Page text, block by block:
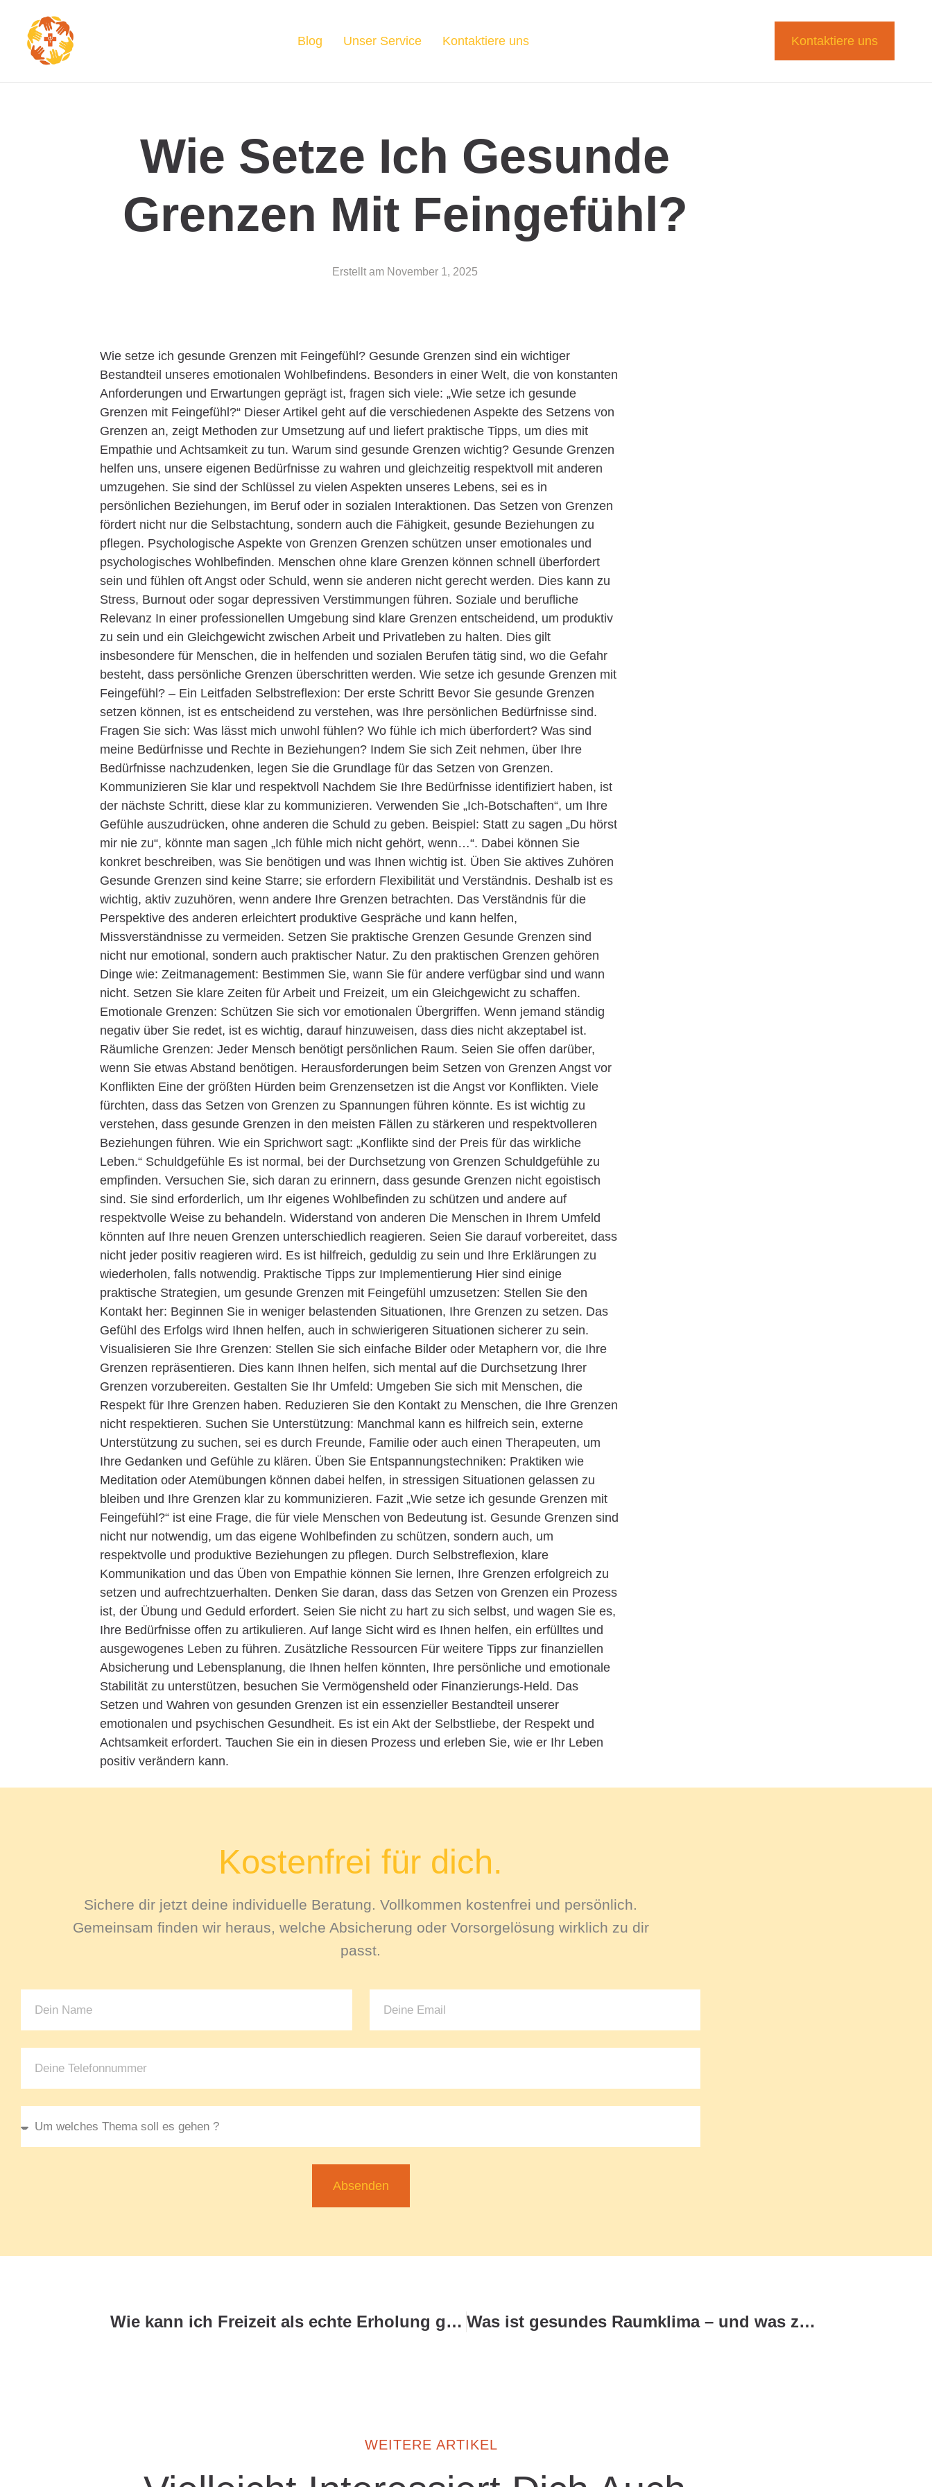
Blog Unser Service Kontaktiere uns Kontaktiere uns
Wie Setze Ich Gesunde
Grenzen Mit Feingefühl?
Erstellt am November 1, 2025
Wie setze ich gesunde Grenzen mit Feingefühl? Gesunde Grenzen sind ein wichtiger
Bestandteil unseres emotionalen Wohlbefindens. Besonders in einer Welt, die von konstanten
Anforderungen und Erwartungen geprägt ist, fragen sich viele: „Wie setze ich gesunde
Grenzen mit Feingefühl?“ Dieser Artikel geht auf die verschiedenen Aspekte des Setzens von
Grenzen an, zeigt Methoden zur Umsetzung auf und liefert praktische Tipps, um dies mit
Empathie und Achtsamkeit zu tun. Warum sind gesunde Grenzen wichtig? Gesunde Grenzen
helfen uns, unsere eigenen Bedürfnisse zu wahren und gleichzeitig respektvoll mit anderen
umzugehen. Sie sind der Schlüssel zu vielen Aspekten unseres Lebens, sei es in
persönlichen Beziehungen, im Beruf oder in sozialen Interaktionen. Das Setzen von Grenzen
fördert nicht nur die Selbstachtung, sondern auch die Fähigkeit, gesunde Beziehungen zu
pflegen. Psychologische Aspekte von Grenzen Grenzen schützen unser emotionales und
psychologisches Wohlbefinden. Menschen ohne klare Grenzen können schnell überfordert
sein und fühlen oft Angst oder Schuld, wenn sie anderen nicht gerecht werden. Dies kann zu
Stress, Burnout oder sogar depressiven Verstimmungen führen. Soziale und berufliche
Relevanz In einer professionellen Umgebung sind klare Grenzen entscheidend, um produktiv
zu sein und ein Gleichgewicht zwischen Arbeit und Privatleben zu halten. Dies gilt
insbesondere für Menschen, die in helfenden und sozialen Berufen tätig sind, wo die Gefahr
besteht, dass persönliche Grenzen überschritten werden. Wie setze ich gesunde Grenzen mit
Feingefühl? – Ein Leitfaden Selbstreflexion: Der erste Schritt Bevor Sie gesunde Grenzen
setzen können, ist es entscheidend zu verstehen, was Ihre persönlichen Bedürfnisse sind.
Fragen Sie sich: Was lässt mich unwohl fühlen? Wo fühle ich mich überfordert? Was sind
meine Bedürfnisse und Rechte in Beziehungen? Indem Sie sich Zeit nehmen, über Ihre
Bedürfnisse nachzudenken, legen Sie die Grundlage für das Setzen von Grenzen.
Kommunizieren Sie klar und respektvoll Nachdem Sie Ihre Bedürfnisse identifiziert haben, ist
der nächste Schritt, diese klar zu kommunizieren. Verwenden Sie „Ich-Botschaften“, um Ihre
Gefühle auszudrücken, ohne anderen die Schuld zu geben. Beispiel: Statt zu sagen „Du hörst
mir nie zu“, könnte man sagen „Ich fühle mich nicht gehört, wenn…“. Dabei können Sie
konkret beschreiben, was Sie benötigen und was Ihnen wichtig ist. Üben Sie aktives Zuhören
Gesunde Grenzen sind keine Starre; sie erfordern Flexibilität und Verständnis. Deshalb ist es
wichtig, aktiv zuzuhören, wenn andere Ihre Grenzen betrachten. Das Verständnis für die
Perspektive des anderen erleichtert produktive Gespräche und kann helfen,
Missverständnisse zu vermeiden. Setzen Sie praktische Grenzen Gesunde Grenzen sind
nicht nur emotional, sondern auch praktischer Natur. Zu den praktischen Grenzen gehören
Dinge wie: Zeitmanagement: Bestimmen Sie, wann Sie für andere verfügbar sind und wann
nicht. Setzen Sie klare Zeiten für Arbeit und Freizeit, um ein Gleichgewicht zu schaffen.
Emotionale Grenzen: Schützen Sie sich vor emotionalen Übergriffen. Wenn jemand ständig
negativ über Sie redet, ist es wichtig, darauf hinzuweisen, dass dies nicht akzeptabel ist.
Räumliche Grenzen: Jeder Mensch benötigt persönlichen Raum. Seien Sie offen darüber,
wenn Sie etwas Abstand benötigen. Herausforderungen beim Setzen von Grenzen Angst vor
Konflikten Eine der größten Hürden beim Grenzensetzen ist die Angst vor Konflikten. Viele
fürchten, dass das Setzen von Grenzen zu Spannungen führen könnte. Es ist wichtig zu
verstehen, dass gesunde Grenzen in den meisten Fällen zu stärkeren und respektvolleren
Beziehungen führen. Wie ein Sprichwort sagt: „Konflikte sind der Preis für das wirkliche
Leben.“ Schuldgefühle Es ist normal, bei der Durchsetzung von Grenzen Schuldgefühle zu
empfinden. Versuchen Sie, sich daran zu erinnern, dass gesunde Grenzen nicht egoistisch
sind. Sie sind erforderlich, um Ihr eigenes Wohlbefinden zu schützen und andere auf
respektvolle Weise zu behandeln. Widerstand von anderen Die Menschen in Ihrem Umfeld
könnten auf Ihre neuen Grenzen unterschiedlich reagieren. Seien Sie darauf vorbereitet, dass
nicht jeder positiv reagieren wird. Es ist hilfreich, geduldig zu sein und Ihre Erklärungen zu
wiederholen, falls notwendig. Praktische Tipps zur Implementierung Hier sind einige
praktische Strategien, um gesunde Grenzen mit Feingefühl umzusetzen: Stellen Sie den
Kontakt her: Beginnen Sie in weniger belastenden Situationen, Ihre Grenzen zu setzen. Das
Gefühl des Erfolgs wird Ihnen helfen, auch in schwierigeren Situationen sicherer zu sein.
Visualisieren Sie Ihre Grenzen: Stellen Sie sich einfache Bilder oder Metaphern vor, die Ihre
Grenzen repräsentieren. Dies kann Ihnen helfen, sich mental auf die Durchsetzung Ihrer
Grenzen vorzubereiten. Gestalten Sie Ihr Umfeld: Umgeben Sie sich mit Menschen, die
Respekt für Ihre Grenzen haben. Reduzieren Sie den Kontakt zu Menschen, die Ihre Grenzen
nicht respektieren. Suchen Sie Unterstützung: Manchmal kann es hilfreich sein, externe
Unterstützung zu suchen, sei es durch Freunde, Familie oder auch einen Therapeuten, um
Ihre Gedanken und Gefühle zu klären. Üben Sie Entspannungstechniken: Praktiken wie
Meditation oder Atemübungen können dabei helfen, in stressigen Situationen gelassen zu
bleiben und Ihre Grenzen klar zu kommunizieren. Fazit „Wie setze ich gesunde Grenzen mit
Feingefühl?“ ist eine Frage, die für viele Menschen von Bedeutung ist. Gesunde Grenzen sind
nicht nur notwendig, um das eigene Wohlbefinden zu schützen, sondern auch, um
respektvolle und produktive Beziehungen zu pflegen. Durch Selbstreflexion, klare
Kommunikation und das Üben von Empathie können Sie lernen, Ihre Grenzen erfolgreich zu
setzen und aufrechtzuerhalten. Denken Sie daran, dass das Setzen von Grenzen ein Prozess
ist, der Übung und Geduld erfordert. Seien Sie nicht zu hart zu sich selbst, und wagen Sie es,
Ihre Bedürfnisse offen zu artikulieren. Auf lange Sicht wird es Ihnen helfen, ein erfülltes und
ausgewogenes Leben zu führen. Zusätzliche Ressourcen Für weitere Tipps zur finanziellen
Absicherung und Lebensplanung, die Ihnen helfen könnten, Ihre persönliche und emotionale
Stabilität zu unterstützen, besuchen Sie Vermögensheld oder Finanzierungs-Held. Das
Setzen und Wahren von gesunden Grenzen ist ein essenzieller Bestandteil unserer
emotionalen und psychischen Gesundheit. Es ist ein Akt der Selbstliebe, der Respekt und
Achtsamkeit erfordert. Tauchen Sie ein in diesen Prozess und erleben Sie, wie er Ihr Leben
positiv verändern kann.
Kostenfrei für dich.
Sichere dir jetzt deine individuelle Beratung. Vollkommen kostenfrei und persönlich.
Gemeinsam finden wir heraus, welche Absicherung oder Vorsorgelösung wirklich zu dir
passt.
Absenden
Wie kann ich Freizeit als echte Erholung gestalten? Was ist gesundes Raumklima – und was zahlt die Kasse?
WEITERE ARTIKEL